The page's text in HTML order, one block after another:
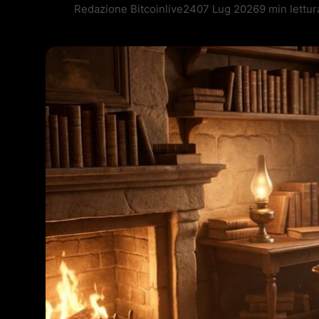
Redazione Bitcoinlive2407 Lug 20269 min